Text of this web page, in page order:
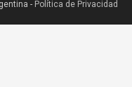
- Política de Privacidad